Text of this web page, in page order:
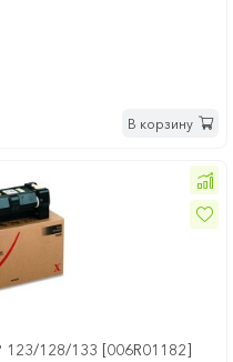
В корзину
128/133 [006R01182]